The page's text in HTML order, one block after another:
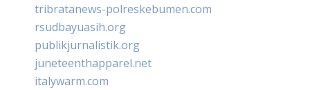
tribratanews-polreskebumen.com
rsudbayuasih.org
publikjurnalistik.org
juneteenthapparel.net
italywarm.com